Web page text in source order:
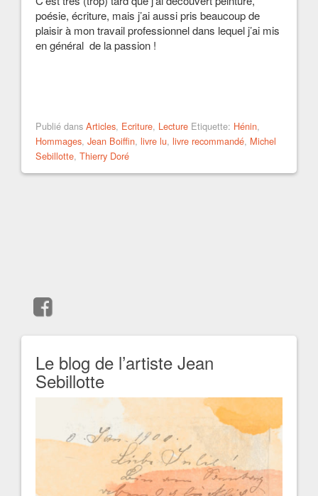
poésie, écriture, mais j’ai aussi pris beaucoup de
plaisir à mon travail professionnel dans lequel j’ai mis
en général de la passion !
Publié dans Articles, Ecriture, Lecture Etiquette: Hénin,
Hommages, Jean Boiffin, livre lu, livre recommandé, Michel
Sebillotte, Thierry Doré
Le blog de l’artiste Jean
Sebillotte